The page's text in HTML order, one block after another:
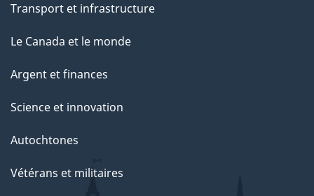
Transport et infrastructure
Le Canada et le monde
Argent et finances
Science et innovation
Autochtones
Vétérans et militaires